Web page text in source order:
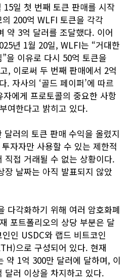
일 첫 번째 토큰 판매를 시작
200억 WLFI 토큰을 각각
약 3억 달러를 조달했다. 이어
년 1월 20일, WLFI는 “거대한
을 이유로 다시 50억 토큰을
, 이로써 두 번째 판매에서 2억
. 자사의 ‘골드 페이퍼’에 따르
에게 프로토콜의 중요한 사항
여한다고 밝히고 있다.
러의 토큰 판매 수익을 올렸지
자자만 사용할 수 있는 제한적
직접 거래될 수 없는 상황이다.
장 날짜는 아직 발표되지 않았
다각화하기 위해 여러 암호화폐
포트폴리오의 상당 부분은 달
인 USDC와 랩드 비트코인
으로 구성되어 있다. 현재
약 1억 300만 달러에 달하며, 이
달러 이상을 차지하고 있다.